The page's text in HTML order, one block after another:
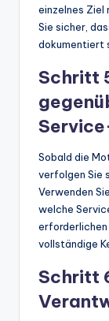
einzelnes Ziel
Sie sicher,
dokumentiert
Schritt
Sobald die
verfolgen Sie
Verwenden
welche
vollständige
Schritt